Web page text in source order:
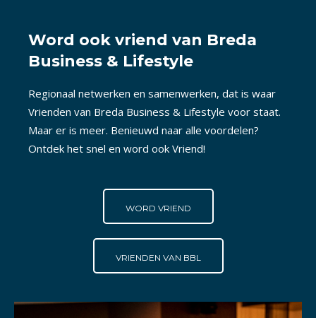
Word ook vriend van Breda
Business & Lifestyle
Regionaal netwerken en samenwerken, dat is waar
Vrienden van Breda Business & Lifestyle voor staat.
Maar er is meer. Benieuwd naar alle voordelen?
Ontdek het snel en word ook Vriend!
WORD VRIEND
VRIENDEN VAN BBL